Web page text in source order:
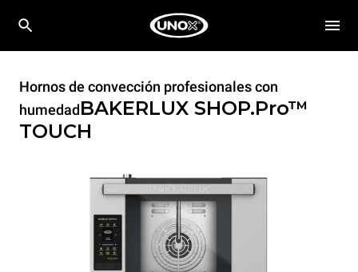
Hornos de convección profesionales con
humedadBAKERLUX SHOP.Pro™
TOUCH